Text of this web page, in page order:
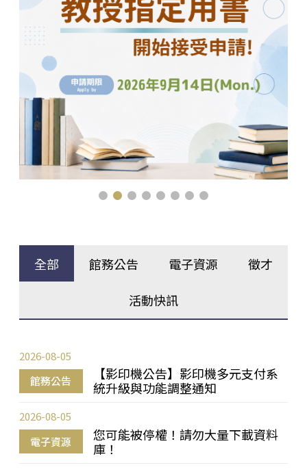
全部 館務公告 電子資源 徵才
活動快訊
館務公告
【影印機公告】影印機多元支付系
統升級與功能調整通知
2026-08-05
電子資源
您可能被停權！請勿大量下載資料
庫！
2026-08-05